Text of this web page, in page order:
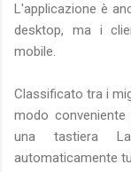
L'applicazione è
desktop, ma i
mobile.
Classificato tra i
modo
una tastiera
automaticamente